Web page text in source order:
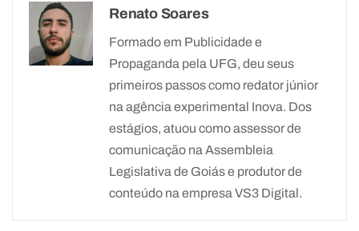
Renato Soares
Formado em Publicidade e
Propaganda pela UFG, deu seus
primeiros passos como redator júnior
na agência experimental Inova. Dos
estágios, atuou como assessor de
comunicação na Assembleia
Legislativa de Goiás e produtor de
conteúdo na empresa VS3 Digital.